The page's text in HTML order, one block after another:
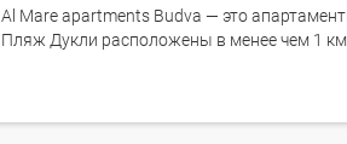
Al Mare apartments Budva — это
Пляж Дукли расположены в менее чем 1 км